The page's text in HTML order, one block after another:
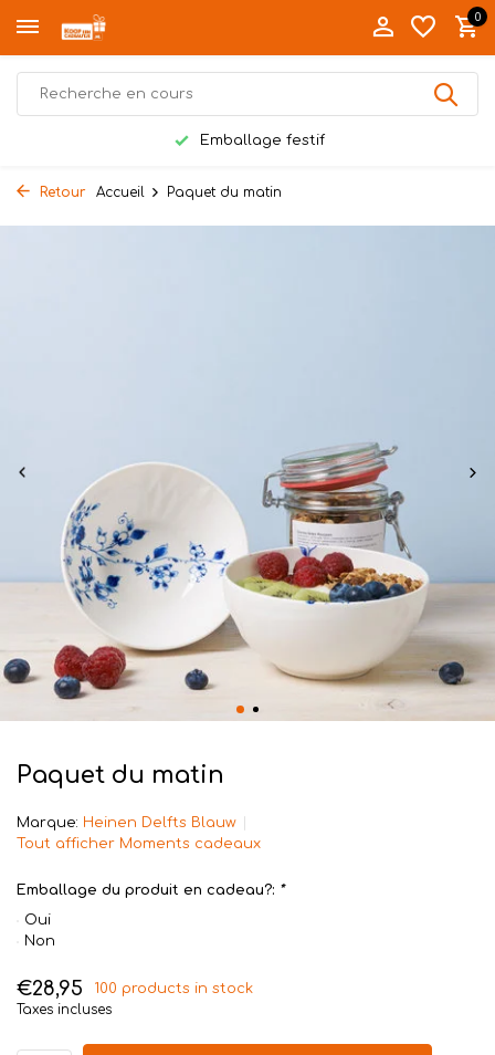
0
Emballage festif
Retour Accueil Paquet du matin
Paquet du matin
Marque: Heinen Delfts Blauw
Tout afficher Moments cadeaux
Emballage du produit en cadeau?: *
Oui
Non
€28,95
100 products in stock
Taxes incluses